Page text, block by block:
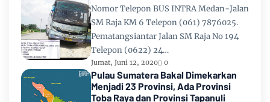
Nomor Telepon BUS INTRA Medan-Jalan
SM Raja KM 6 Telepon (061) 7876025.
Pematangsiantar Jalan SM Raja No 194
Telepon (0622) 24…
Jumat, Juni 12, 2020 0
Pulau Sumatera Bakal Dimekarkan
Menjadi 23 Provinsi, Ada Provinsi
Toba Raya dan Provinsi Tapanuli